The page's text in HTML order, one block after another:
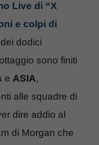
Live di “X
e colpi di
dodici
sono finiti
e ASIA,
alle squadre di
dire addio al
di Morgan che